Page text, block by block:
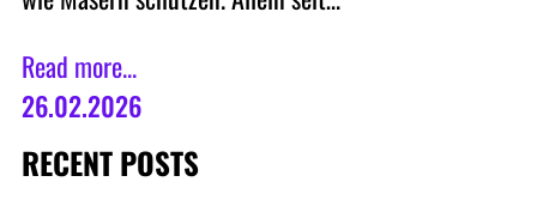
Read more...
26.02.2026
RECENT POSTS